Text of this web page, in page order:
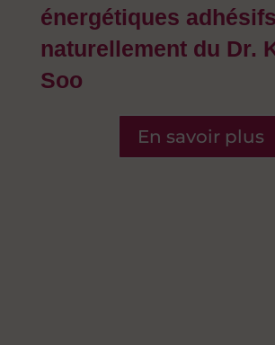
énergétiques
naturellement du Dr.
Soo
En savoir plus